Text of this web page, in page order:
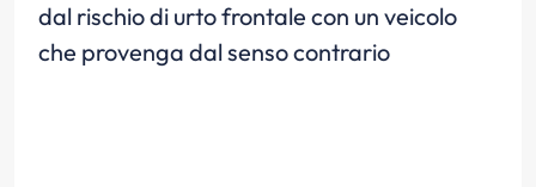
dal rischio di urto frontale con un veicolo
che provenga dal senso contrario